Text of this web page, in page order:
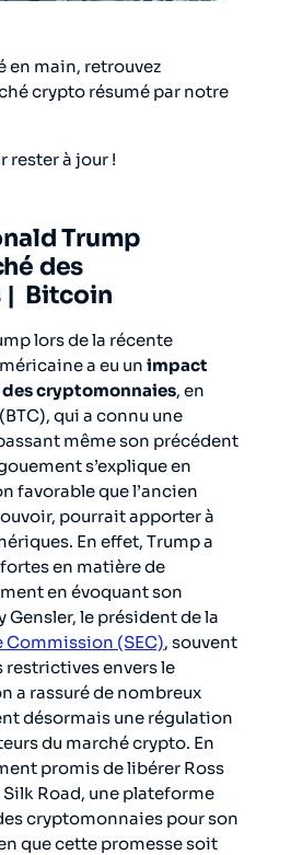
en main, retrouvez
crypto résumé par notre
rester à jour !
Trump
des
| Bitcoin
lors de la récente
a eu un impact
cryptomonnaies, en
qui a connu une
même son précédent
s’explique en
favorable que l’ancien
pourrait apporter à
En effet, Trump a
en matière de
en évoquant son
le président de la
Commission (SEC), souvent
envers le
a rassuré de nombreux
désormais une régulation
du marché crypto. En
promis de libérer Ross
Road, une plateforme
cryptomonnaies pour son
que cette promesse soit